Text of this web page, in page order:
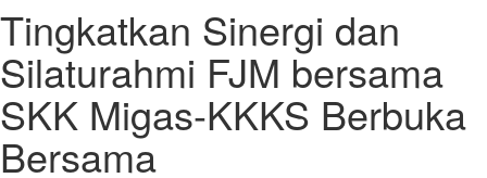
Tingkatkan Sinergi dan
Silaturahmi FJM bersama
SKK Migas-KKKS Berbuka
Bersama